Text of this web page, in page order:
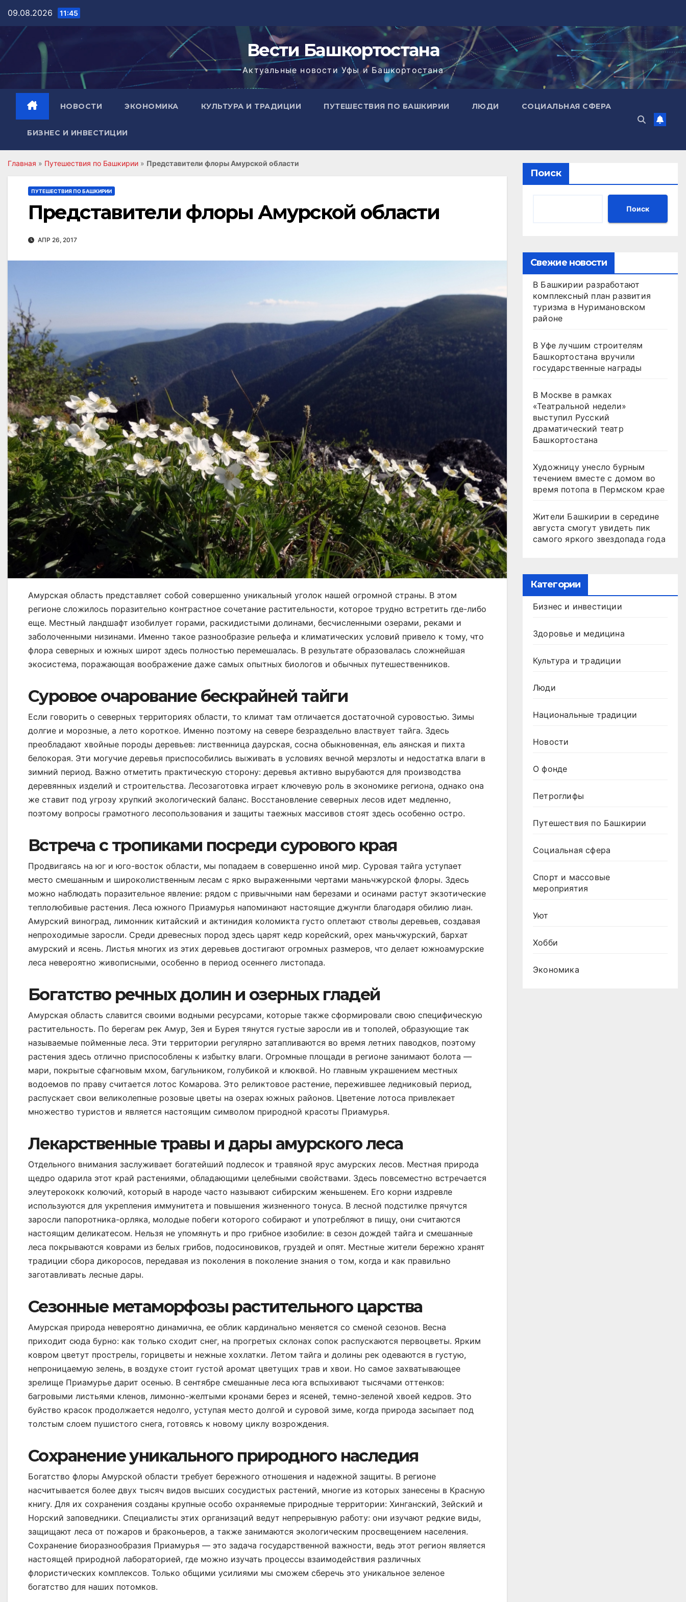
содержимому
09.08.2026 11:45
Вести Башкортостана
Актуальные новости Уфы и Башкортостана
НОВОСТИ ЭКОНОМИКА КУЛЬТУРА И ТРАДИЦИИ ПУТЕШЕСТВИЯ ПО БАШКИРИИ ЛЮДИ СОЦИАЛЬНАЯ СФЕРА
БИЗНЕС И ИНВЕСТИЦИИ
Главная » Путешествия по Башкирии » Представители флоры Амурской области
ПУТЕШЕСТВИЯ ПО БАШКИРИИ
Представители флоры Амурской области
АПР 26, 2017
Амурская область представляет собой совершенно уникальный уголок нашей огромной страны. В этом
регионе сложилось поразительно контрастное сочетание растительности, которое трудно встретить где-либо
еще. Местный ландшафт изобилует горами, раскидистыми долинами, бесчисленными озерами, реками и
заболоченными низинами. Именно такое разнообразие рельефа и климатических условий привело к тому, что
флора северных и южных широт здесь полностью перемешалась. В результате образовалась сложнейшая
экосистема, поражающая воображение даже самых опытных биологов и обычных путешественников.
Суровое очарование бескрайней тайги
Если говорить о северных территориях области, то климат там отличается достаточной суровостью. Зимы
долгие и морозные, а лето короткое. Именно поэтому на севере безраздельно властвует тайга. Здесь
преобладают хвойные породы деревьев: лиственница даурская, сосна обыкновенная, ель аянская и пихта
белокорая. Эти могучие деревья приспособились выживать в условиях вечной мерзлоты и недостатка влаги в
зимний период. Важно отметить практическую сторону: деревья активно вырубаются для производства
деревянных изделий и строительства. Лесозаготовка играет ключевую роль в экономике региона, однако она
же ставит под угрозу хрупкий экологический баланс. Восстановление северных лесов идет медленно,
поэтому вопросы грамотного лесопользования и защиты таежных массивов стоят здесь особенно остро.
Встреча с тропиками посреди сурового края
Продвигаясь на юг и юго-восток области, мы попадаем в совершенно иной мир. Суровая тайга уступает
место смешанным и широколиственным лесам с ярко выраженными чертами маньчжурской флоры. Здесь
можно наблюдать поразительное явление: рядом с привычными нам березами и осинами растут экзотические
теплолюбивые растения. Леса южного Приамурья напоминают настоящие джунгли благодаря обилию лиан.
Амурский виноград, лимонник китайский и актинидия коломикта густо оплетают стволы деревьев, создавая
непроходимые заросли. Среди древесных пород здесь царят кедр корейский, орех маньчжурский, бархат
амурский и ясень. Листья многих из этих деревьев достигают огромных размеров, что делает южноамурские
леса невероятно живописными, особенно в период осеннего листопада.
Богатство речных долин и озерных гладей
Амурская область славится своими водными ресурсами, которые также сформировали свою специфическую
растительность. По берегам рек Амур, Зея и Бурея тянутся густые заросли ив и тополей, образующие так
называемые пойменные леса. Эти территории регулярно затапливаются во время летних паводков, поэтому
растения здесь отлично приспособлены к избытку влаги. Огромные площади в регионе занимают болота —
мари, покрытые сфагновым мхом, багульником, голубикой и клюквой. Но главным украшением местных
водоемов по праву считается лотос Комарова. Это реликтовое растение, пережившее ледниковый период,
распускает свои великолепные розовые цветы на озерах южных районов. Цветение лотоса привлекает
множество туристов и является настоящим символом природной красоты Приамурья.
Лекарственные травы и дары амурского леса
Отдельного внимания заслуживает богатейший подлесок и травяной ярус амурских лесов. Местная природа
щедро одарила этот край растениями, обладающими целебными свойствами. Здесь повсеместно встречается
элеутерококк колючий, который в народе часто называют сибирским женьшенем. Его корни издревле
используются для укрепления иммунитета и повышения жизненного тонуса. В лесной подстилке прячутся
заросли папоротника-орляка, молодые побеги которого собирают и употребляют в пищу, они считаются
настоящим деликатесом. Нельзя не упомянуть и про грибное изобилие: в сезон дождей тайга и смешанные
леса покрываются коврами из белых грибов, подосиновиков, груздей и опят. Местные жители бережно хранят
традиции сбора дикоросов, передавая из поколения в поколение знания о том, когда и как правильно
заготавливать лесные дары.
Сезонные метаморфозы растительного царства
Амурская природа невероятно динамична, ее облик кардинально меняется со сменой сезонов. Весна
приходит сюда бурно: как только сходит снег, на прогретых склонах сопок распускаются первоцветы. Ярким
ковром цветут прострелы, горицветы и нежные хохлатки. Летом тайга и долины рек одеваются в густую,
непроницаемую зелень, в воздухе стоит густой аромат цветущих трав и хвои. Но самое захватывающее
зрелище Приамурье дарит осенью. В сентябре смешанные леса юга вспыхивают тысячами оттенков:
багровыми листьями кленов, лимонно-желтыми кронами берез и ясеней, темно-зеленой хвоей кедров. Это
буйство красок продолжается недолго, уступая место долгой и суровой зиме, когда природа засыпает под
толстым слоем пушистого снега, готовясь к новому циклу возрождения.
Сохранение уникального природного наследия
Богатство флоры Амурской области требует бережного отношения и надежной защиты. В регионе
насчитывается более двух тысяч видов высших сосудистых растений, многие из которых занесены в Красную
книгу. Для их сохранения созданы крупные особо охраняемые природные территории: Хинганский, Зейский и
Норский заповедники. Специалисты этих организаций ведут непрерывную работу: они изучают редкие виды,
защищают леса от пожаров и браконьеров, а также занимаются экологическим просвещением населения.
Сохранение биоразнообразия Приамурья — это задача государственной важности, ведь этот регион является
настоящей природной лабораторией, где можно изучать процессы взаимодействия различных
флористических комплексов. Только общими усилиями мы сможем сберечь это уникальное зеленое
богатство для наших потомков.
Поиск
Поиск
Свежие новости
В Башкирии разработают
комплексный план развития
туризма в Нуримановском
районе
В Уфе лучшим строителям
Башкортостана вручили
государственные награды
В Москве в рамках
«Театральной недели»
выступил Русский
драматический театр
Башкортостана
Художницу унесло бурным
течением вместе с домом во
время потопа в Пермском крае
Жители Башкирии в середине
августа смогут увидеть пик
самого яркого звездопада года
Категории
Бизнес и инвестиции
Здоровье и медицина
Культура и традиции
Люди
Национальные традиции
Новости
О фонде
Петроглифы
Путешествия по Башкирии
Социальная сфера
Спорт и массовые
мероприятия
Уют
Хобби
Экономика